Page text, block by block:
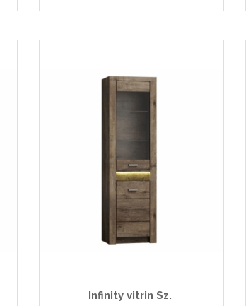
Infinity vitrin Sz.